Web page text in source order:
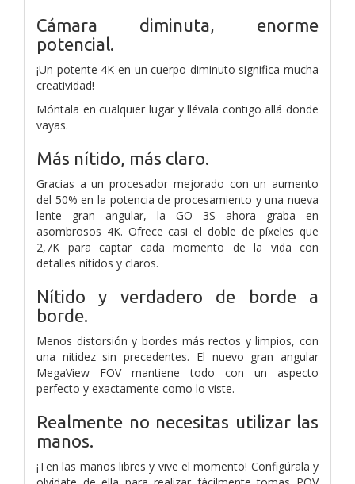
Cámara diminuta, enorme
potencial.
¡Un potente 4K en un cuerpo diminuto significa mucha
creatividad!
Móntala en cualquier lugar y llévala contigo allá donde
vayas.
Más nítido, más claro.
Gracias a un procesador mejorado con un aumento
del 50% en la potencia de procesamiento y una nueva
lente gran angular, la GO 3S ahora graba en
asombrosos 4K. Ofrece casi el doble de píxeles que
2,7K para captar cada momento de la vida con
detalles nítidos y claros.
Nítido y verdadero de borde a
borde.
Menos distorsión y bordes más rectos y limpios, con
una nitidez sin precedentes. El nuevo gran angular
MegaView FOV mantiene todo con un aspecto
perfecto y exactamente como lo viste.
Realmente no necesitas utilizar las
manos.
¡Ten las manos libres y vive el momento! Configúrala y